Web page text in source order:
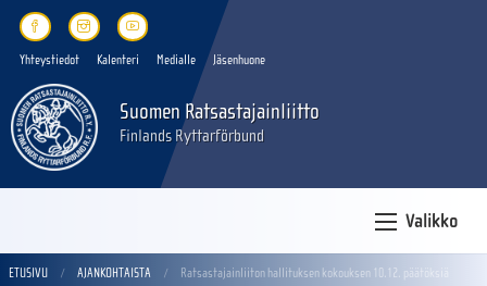
Yhteystiedot Kalenteri Medialle Jäsenhuone
Suomen Ratsastajainliitto
Finlands Ryttarförbund
Valikko
ETUSIVU AJANKOHTAISTA Ratsastajainliiton hallituksen kokouksen 10.12. päätöksiä